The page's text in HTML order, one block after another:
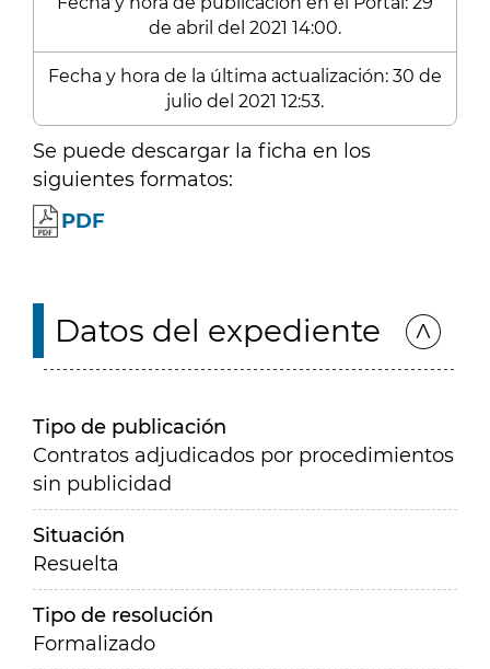
de abril del 2021 14:00.
Fecha y hora de la última actualización: 30 de
julio del 2021 12:53.
Se puede descargar la ficha en los
siguientes formatos:
PDF
Datos del expediente
Tipo de publicación
Contratos adjudicados por procedimientos
sin publicidad
Situación
Resuelta
Tipo de resolución
Formalizado